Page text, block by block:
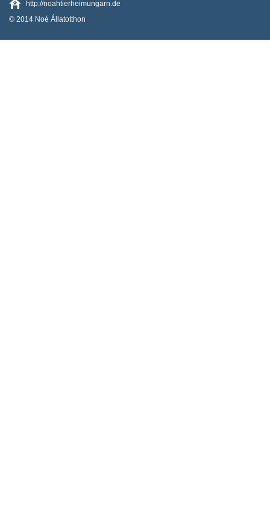
http://noahtierheimungarn.de
© 2014 Noé Állatotthon